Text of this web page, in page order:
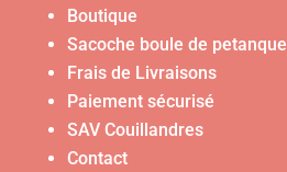
Boutique
Sacoche boule de petanque
Frais de Livraisons
Paiement sécurisé
SAV Couillandres
Contact